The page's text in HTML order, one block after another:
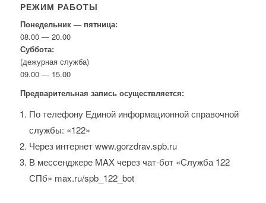
РЕЖИМ РАБОТЫ
Понедельник — пятница:
08.00 — 20.00
Суббота:
(дежурная служба)
09.00 — 15.00
Предварительная запись осуществляется:
По телефону Единой информационной справочной
службы: «122»
Через интернет www.gorzdrav.spb.ru
В мессенджере MAX через чат-бот «Служба 122
СПб» max.ru/spb_122_bot